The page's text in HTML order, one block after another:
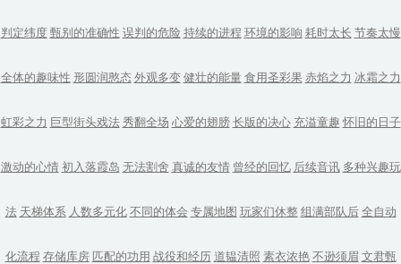
判定纬度 甄别的准确性 误判的危险 持续的进程 环境的影响 耗时太长 节奏太慢
全体的趣味性 形圆润憨态 外观多变 健壮的能量 食用圣彩果 赤焰之力 冰霜之力
虹彩之力 巨型街头戏法 秀翻全场 心爱的翅膀 长版的决心 充溢童趣 怀旧的日子
激动的心情 初入落霞岛 无法割舍 真诚的友情 曾经的回忆 后续音讯 多种兴趣玩
法 天梯体系 人数多元化 不同的体会 专属地图 玩家们休整 组满部队后 全自动
化流程 存储库房 匹配的功用 战役和经历 道韫清照 素衣浓艳 不逊须眉 文君甄